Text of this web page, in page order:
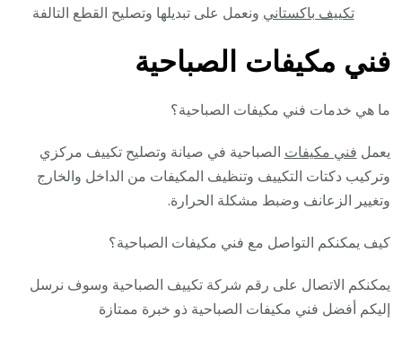
تكييف باكستاني ونعمل على تبديلها وتصليح القطع التالفة
فني مكيفات الصباحية
ما هي خدمات فني مكيفات الصباحية؟
يعمل فني مكيفات الصباحية في صيانة وتصليح تكييف مركزي
وتركيب دكتات التكييف وتنظيف المكيفات من الداخل والخارج
وتغيير الزعانف وضبط مشكلة الحرارة.
كيف يمكنكم التواصل مع فني مكيفات الصباحية؟
يمكنكم الاتصال على رقم شركة تكييف الصباحية وسوف نرسل
إليكم أفضل فني مكيفات الصباحية ذو خبرة ممتازة